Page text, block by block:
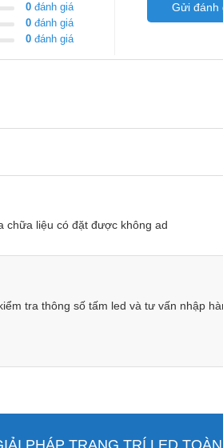
(HD),.....
kiện có sẵn để tự lắp đắt 1 biển
tiết kiệm chi phí nhất quý khách vui
cho bạn sự lửa chọn hợp lý và tin
0 đánh giá
0 đánh giá
0 đánh giá
Gửi đánh
chữa liệu có đặt được không ad
tra thông số tấm led và tư vấn nhập